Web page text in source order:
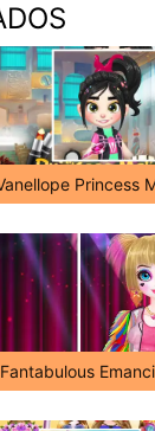
Princess
Fantabulous